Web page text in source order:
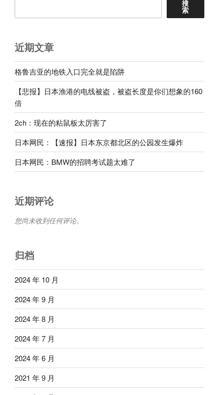
搜
索
近期文章
格鲁吉亚的地铁入口完全就是陷阱
【悲报】日本渔港的电线被盗，被盗长度是你们想象的160
倍
2ch：现在的粘鼠板太厉害了
日本网民：【速报】日本东京都北区的公园发生爆炸
日本网民：BMW的招聘考试题太难了
近期评论
您尚未收到任何评论。
归档
2024 年 10 月
2024 年 9 月
2024 年 8 月
2024 年 7 月
2024 年 6 月
2021 年 9 月